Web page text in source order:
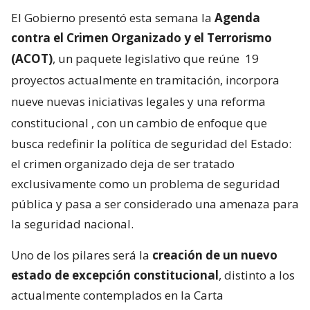
El Gobierno presentó esta semana la Agenda
contra el Crimen Organizado y el Terrorismo
(ACOT), un paquete legislativo que reúne 19
proyectos actualmente en tramitación, incorpora
nueve nuevas iniciativas legales y una reforma
constitucional , con un cambio de enfoque que
busca redefinir la política de seguridad del Estado:
el crimen organizado deja de ser tratado
exclusivamente como un problema de seguridad
pública y pasa a ser considerado una amenaza para
la seguridad nacional.
Uno de los pilares será la creación de un nuevo
estado de excepción constitucional, distinto a los
actualmente contemplados en la Carta